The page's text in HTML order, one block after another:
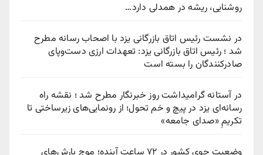
روشنایی، ریشه در همدلی دارد…
در نشست رئیس اتاق بازرگانی یزد با اصحاب رسانه مطرح
شد ؛ رئیس اتاق بازرگانی یزد: تعهدات ارزی دست‌وپای
صادرکنندگان را بسته است
در آستانه گرامیداشت روز خبرنگار مطرح شد ؛ نقشه راه
رسانه‌ای یزد در پیچ‌ و خم تحول؛ از رونمایی‌های زیرساختی تا
تکریمِ «صدای جامعه»